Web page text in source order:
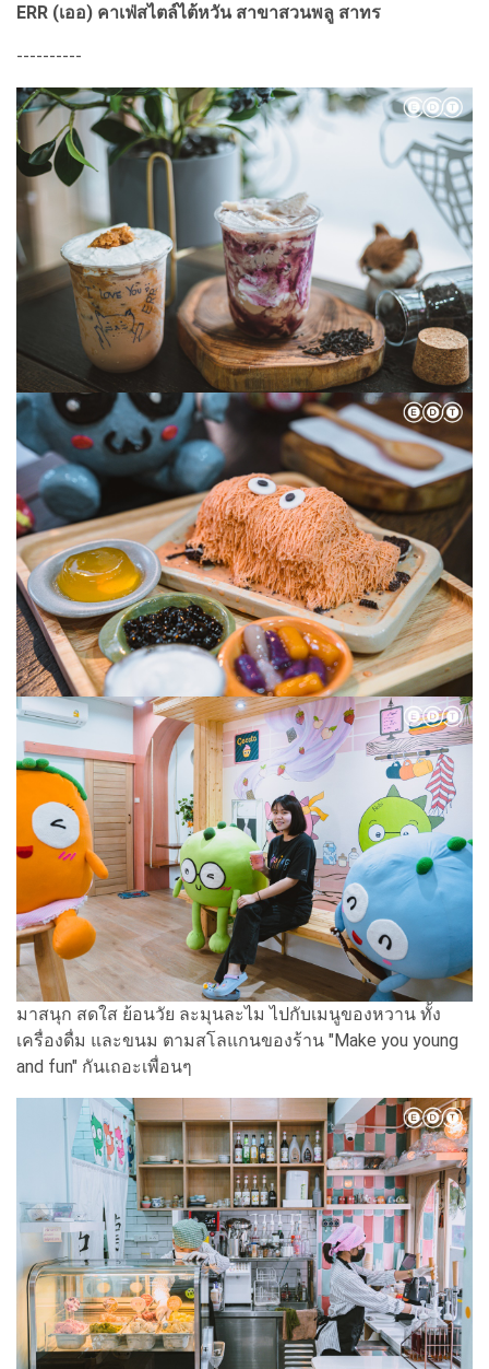
ERR (เออ) คาเฟ่สไตล์ไต้หวัน สาขาสวนพลู สาทร
----------
มาสนุก สดใส ย้อนวัย ละมุนละไม ไปกับเมนูของหวาน ทั้ง
เครื่องดื่ม และขนม ตามสโลแกนของร้าน "Make you young
and fun" กันเถอะเพื่อนๆ